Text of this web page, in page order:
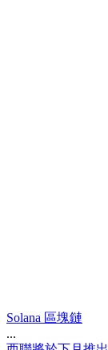
Solana 區塊鏈
...